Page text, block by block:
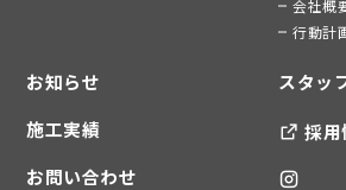
会社概
行動計
お知らせ
スタッ
施工実績
採用
お問い合わせ